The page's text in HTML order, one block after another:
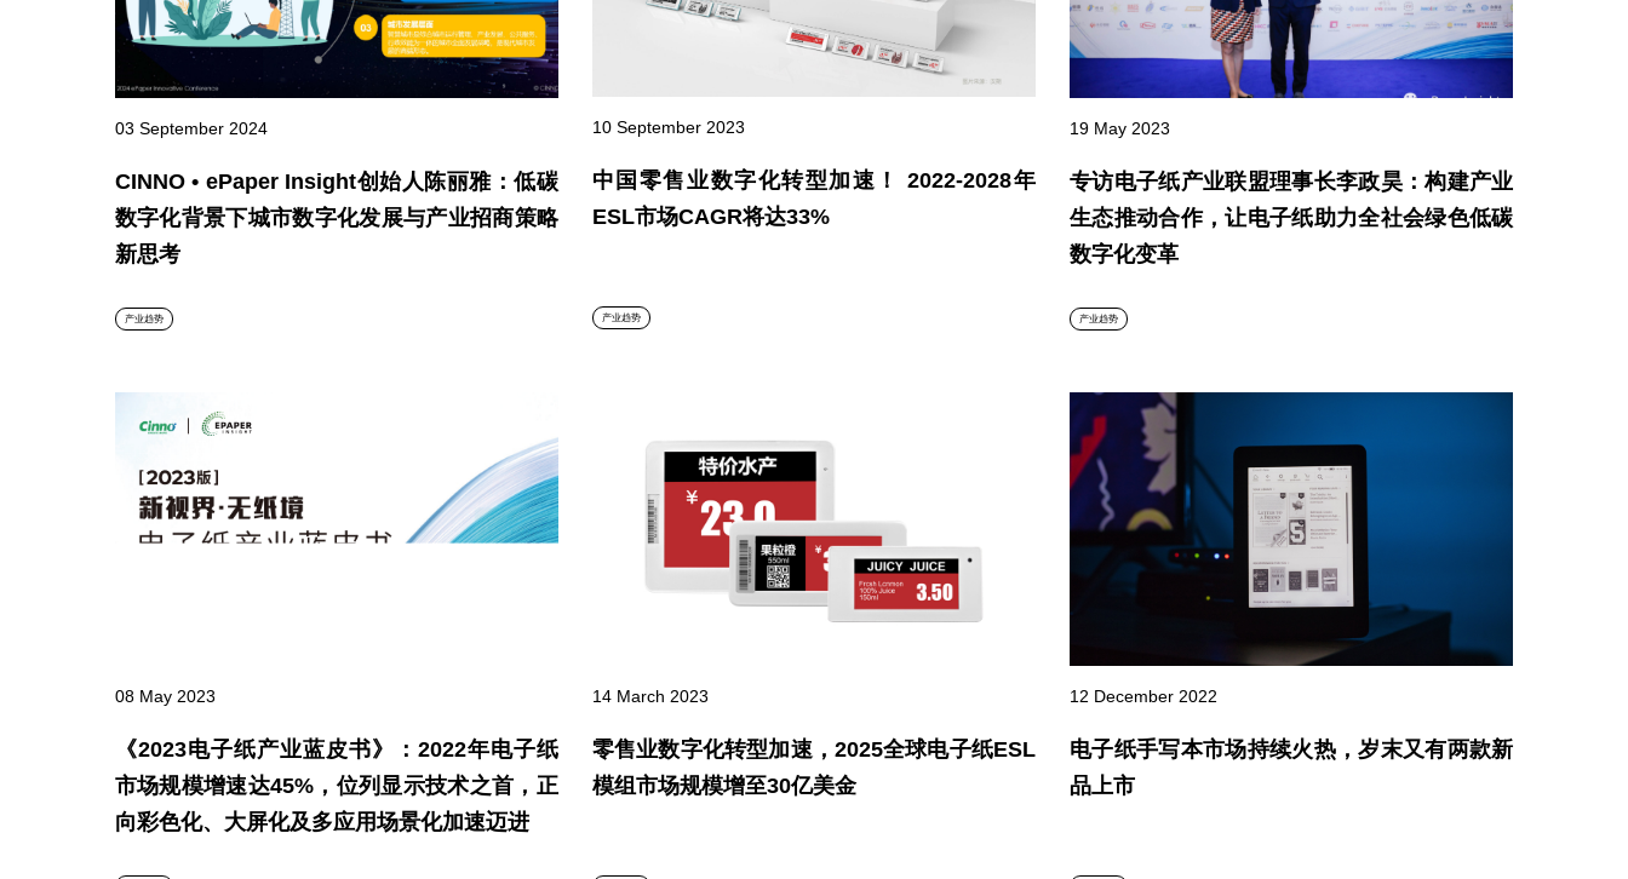
03 September 2024
CINNO • ePaper Insight创始人陈丽雅：低碳
数字化背景下城市数字化发展与产业招商策略
新思考
产业趋势
10 September 2023
中国零售业数字化转型加速！ 2022-2028年
ESL市场CAGR将达33%
产业趋势
19 May 2023
专访电子纸产业联盟理事长李政昊：构建产业
生态推动合作，让电子纸助力全社会绿色低碳
数字化变革
产业趋势
08 May 2023
《2023电子纸产业蓝皮书》：2022年电子纸
市场规模增速达45%，位列显示技术之首，正
向彩色化、大屏化及多应用场景化加速迈进
14 March 2023
零售业数字化转型加速，2025全球电子纸ESL
模组市场规模增至30亿美金
12 December 2022
电子纸手写本市场持续火热，岁末又有两款新
品上市